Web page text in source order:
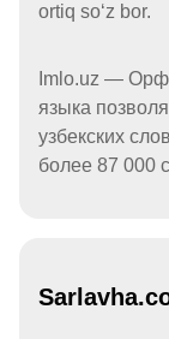
ortiq soʻz bor.
Imlo.uz —
языка
узбекских
более 87 000